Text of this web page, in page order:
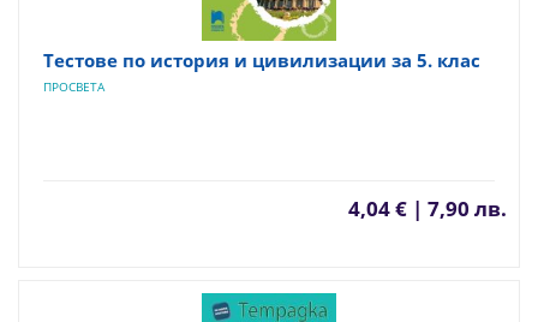
Тестове по история и цивилизации за 5. клас
ПРОСВЕТА
4,04 € | 7,90 лв.